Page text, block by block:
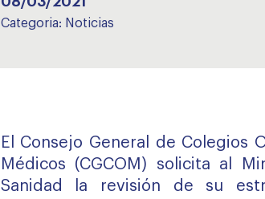
Categoria: Noticias
El Consejo General de Colegios
Médicos (CGCOM) solicita al
Sanidad la revisión de su